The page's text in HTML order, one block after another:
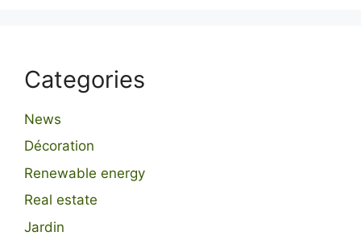
Categories
News
Décoration
Renewable energy
Real estate
Jardin